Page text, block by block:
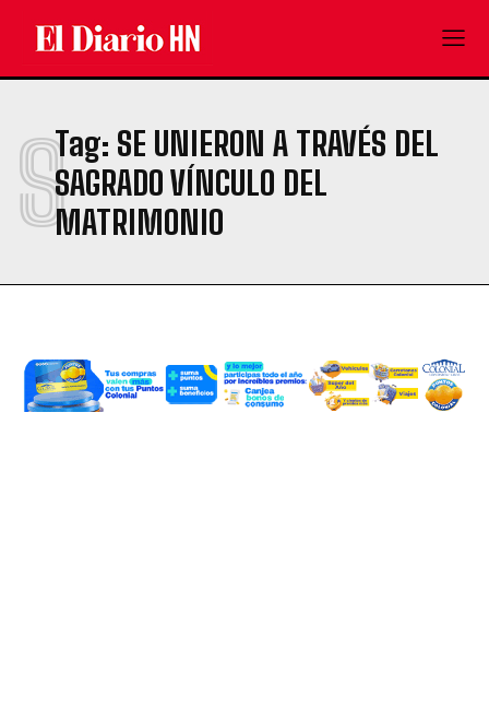
Tag: SE UNIERON A TRAVÉS DEL
SAGRADO VÍNCULO DEL
MATRIMONIO
S